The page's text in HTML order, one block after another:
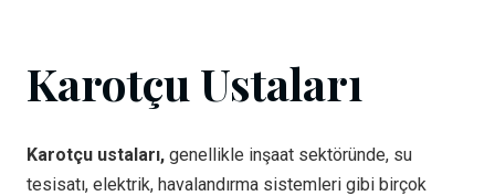
Karotçu Ustaları
Karotçu ustaları, genellikle inşaat sektöründe, su
tesisatı, elektrik, havalandırma sistemleri gibi birçok